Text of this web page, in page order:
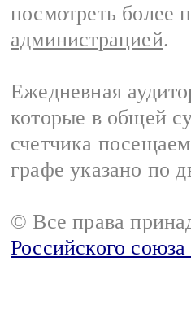
посмотреть более
администрацией.
Ежедневная
которые в общей
счетчика
графе указано по
© Все права
Российского союза